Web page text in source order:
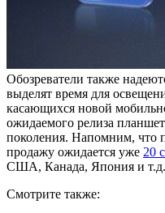
Обозреватели также
выделят время для
касающихся новой
ожидаемого релиза
поколения. Напомним, что
продажу ожидается уже 20
США, Канада, Япония и т.д.
Смотрите также: